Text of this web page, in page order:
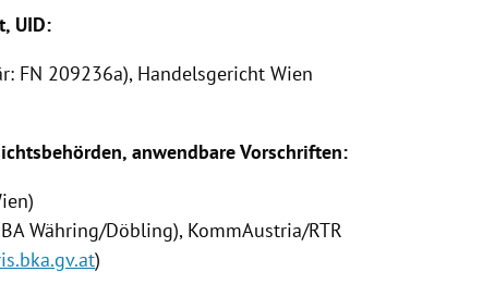
UID:
FN 209236a), Handelsgericht Wien
anwendbare Vorschriften:
Währing/Döbling), KommAustria/RTR
)